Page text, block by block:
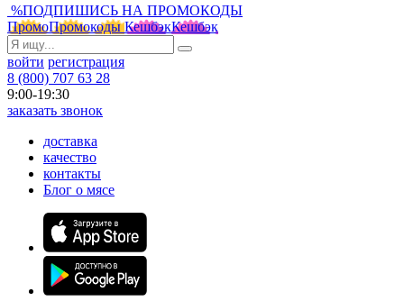
%ПОДПИШИСЬ НА ПРОМОКОДЫ
ПромоПромокоды КешбэкКешбэк
войти регистрация
8 (800) 707 63 28
9:00-19:30
заказать звонок
доставка
качество
контакты
Блог о мясе